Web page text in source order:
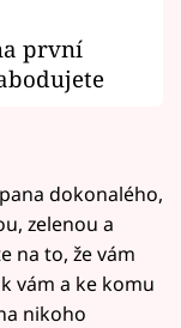
první
dokonalého,
zelenou a
na to, že vám
vám a ke komu
nikoho